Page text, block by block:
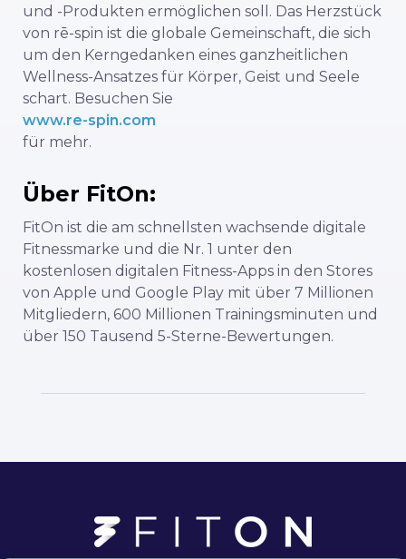
und -Produkten ermöglichen soll. Das Herzstück
von rē-spin ist die globale Gemeinschaft, die sich
um den Kerngedanken eines ganzheitlichen
Wellness-Ansatzes für Körper, Geist und Seele
schart. Besuchen Sie
www.re-spin.com
für mehr.
Über FitOn:
FitOn ist die am schnellsten wachsende digitale
Fitnessmarke und die Nr. 1 unter den
kostenlosen digitalen Fitness-Apps in den Stores
von Apple und Google Play mit über 7 Millionen
Mitgliedern, 600 Millionen Trainingsminuten und
über 150 Tausend 5-Sterne-Bewertungen.